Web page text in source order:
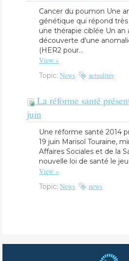
​Cancer du poumon Une
génétique qui répond
une thérapie ciblée Un an
découverte d'une
(HER2 pour...
View »
Topic: News actualités
La réforme santé
juin
Une réforme santé 2014
19 juin Marisol Touraine,
Affaires Sociales et de la
nouvelle loi de santé le
View »
Topic: News news